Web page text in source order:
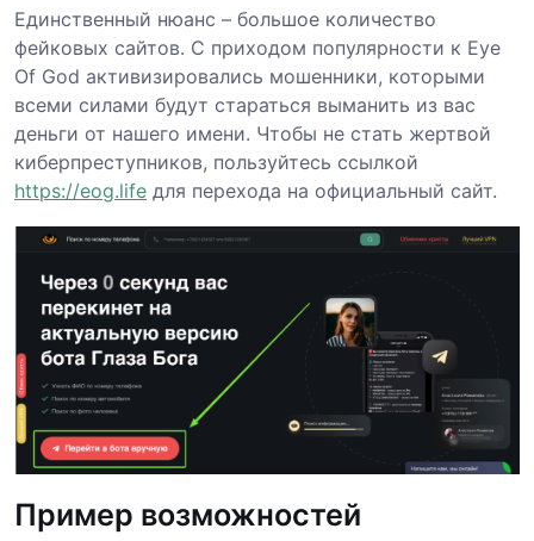
Единственный нюанс – большое количество
фейковых сайтов. С приходом популярности к Eye
Of God активизировались мошенники, которыми
всеми силами будут стараться выманить из вас
деньги от нашего имени. Чтобы не стать жертвой
киберпреступников, пользуйтесь ссылкой
https://eog.life для перехода на официальный сайт.
Пример возможностей